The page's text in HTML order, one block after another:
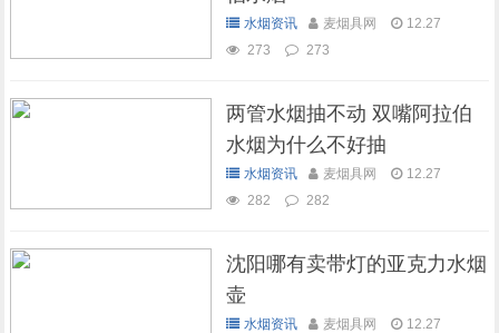
水烟资讯 麦烟具网
12.27
273
273
两管水烟抽不动 双嘴阿拉伯
水烟为什么不好抽
水烟资讯 麦烟具网
12.27
282
282
沈阳哪有卖带灯的亚克力水烟
壶
水烟资讯 麦烟具网
12.27